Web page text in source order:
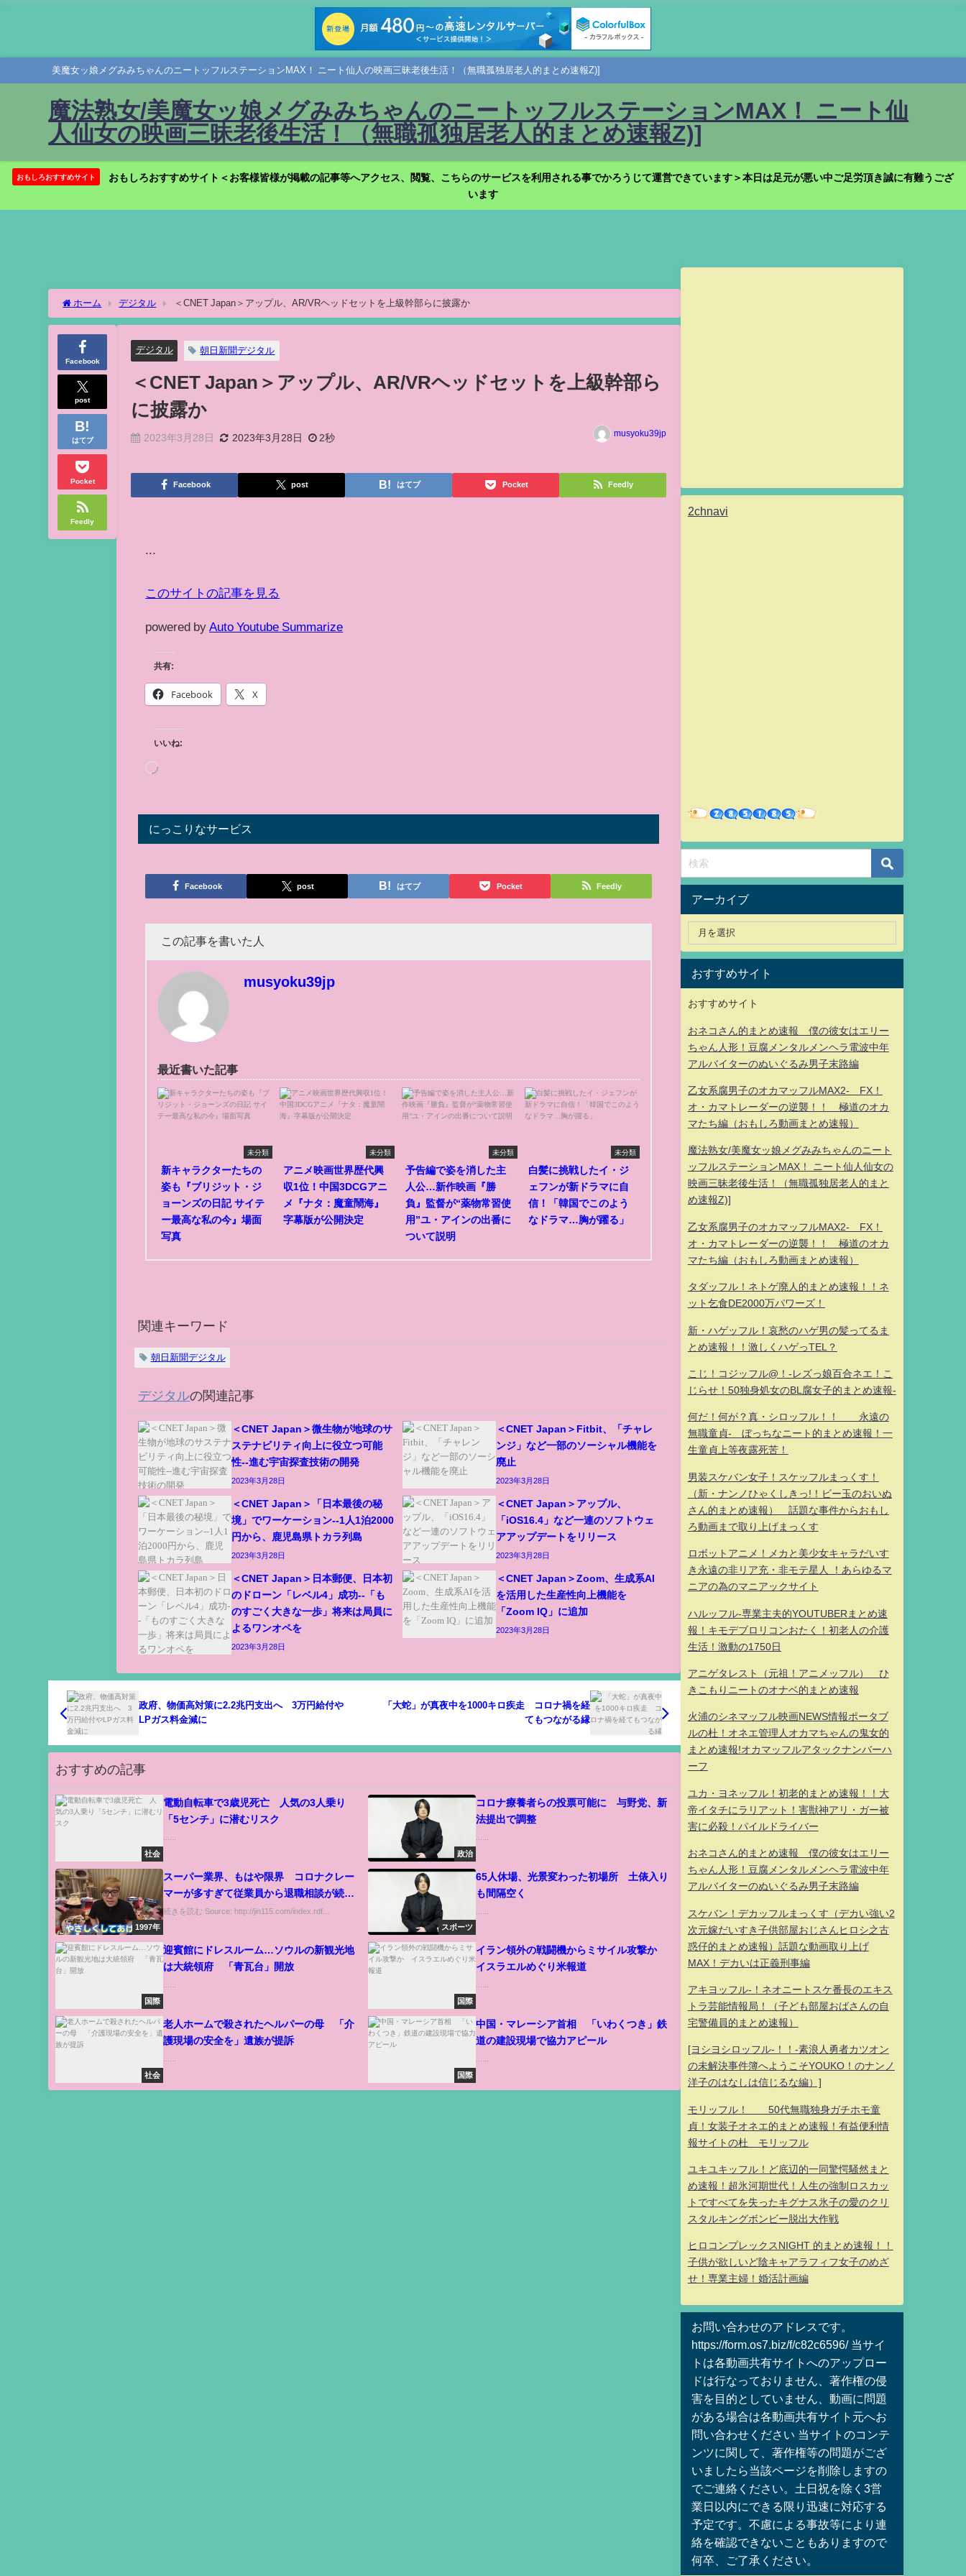
美魔女ッ娘メグみみちゃんのニートッフルステーションMAX！ ニート仙人の映画三昧老後生活！（無職孤独居老人的まとめ速報Z)]
魔法熟女/美魔女ッ娘メグみみちゃんのニートッフルステーションMAX！ ニート仙
人仙女の映画三昧老後生活！（無職孤独居老人的まとめ速報Z)]
おもしろおすすめサイト
おもしろおすすめサイト＜お客様皆様が掲載の記事等へアクセス、閲覧、こちらのサービスを利用される事でかろうじて運営できています＞本日は足元が悪い中ご足労頂き誠に有難うござ
います
ホーム デジタル ＜CNET Japan＞アップル、AR/VRヘッドセットを上級幹部らに披露か
Facebook
post
はてブ
Pocket
Feedly
デジタル 朝日新聞デジタル
＜CNET Japan＞アップル、AR/VRヘッドセットを上級幹部ら
に披露か
2023年3月28日 2023年3月28日 2秒 musyoku39jp
Facebook post はてブ Pocket Feedly
このサイトの記事を見る
powered by Auto Youtube Summarize
共有:
Facebook X
いいね:
にっこりなサービス
Facebook post はてブ Pocket Feedly
この記事を書いた人
musyoku39jp
最近書いた記事
未分類
新キャラクターたちの
姿も『ブリジット・ジ
ョーンズの日記 サイテ
ー最高な私の今』場面
写真
未分類
アニメ映画世界歴代興
収1位！中国3DCGアニ
メ『ナタ：魔童鬧海』
字幕版が公開決定
未分類
予告編で姿を消した主
人公…新作映画『勝
負』監督が“薬物常習使
用”ユ・アインの出番に
ついて説明
未分類
白髪に挑戦したイ・ジ
ェフンが新ドラマに自
信！「韓国でこのよう
なドラマ…胸が躍る」
関連キーワード
朝日新聞デジタル
デジタルの関連記事
＜CNET Japan＞微生物が地球のサ
ステナビリティ向上に役立つ可能
性--進む宇宙探査技術の開発
2023年3月28日
＜CNET Japan＞Fitbit、「チャレ
ンジ」など一部のソーシャル機能を
廃止
2023年3月28日
＜CNET Japan＞「日本最後の秘
境」でワーケーション--1人1泊2000
円から、鹿児島県トカラ列島
2023年3月28日
＜CNET Japan＞アップル、
「iOS16.4」など一連のソフトウェ
アアップデートをリリース
2023年3月28日
＜CNET Japan＞日本郵便、日本初
のドローン「レベル4」成功--「も
のすごく大きな一歩」将来は局員に
よるワンオペを
2023年3月28日
＜CNET Japan＞Zoom、生成系AI
を活用した生産性向上機能を
「Zoom IQ」に追加
2023年3月28日
政府、物価高対策に2.2兆円支出へ 3万円給付や
LPガス料金減に
「大蛇」が真夜中を1000キロ疾走 コロナ禍を経
てもつながる縁
おすすめの記事
社会
電動自転車で3歳児死亡 人気の3人乗り
「5センチ」に潜むリスク
政治
コロナ療養者らの投票可能に 与野党、新
法提出で調整
1997年
スーパー業界、もはや限界 コロナクレー
マーが多すぎて従業員から退職相談が続
出 主要団体が協力を呼びかける声明を発
続きを読む Source: http://jin115.com/index.rdf...
スポーツ
65人休場、光景変わった初場所 土俵入り
も間隔空く
国際
迎賓館にドレスルーム…ソウルの新観光地
は大統領府 「青瓦台」開放
国際
イラン領外の戦闘機からミサイル攻撃か
イスラエルめぐり米報道
社会
老人ホームで殺されたヘルパーの母 「介
護現場の安全を」遺族が提訴
国際
中国・マレーシア首相 「いわくつき」鉄
道の建設現場で協力アピール
2chnavi
アーカイブ
おすすめサイト
おすすめサイト
おネコさん的まとめ速報 僕の彼女はエリー
ちゃん人形！豆腐メンタルメンヘラ電波中年
アルバイターのぬいぐるみ男子末路編
乙女系腐男子のオカマッフルMAX2- FX！
オ・カマトレーダーの逆襲！！ 極道のオカ
マたち編（おもしろ動画まとめ速報）
魔法熟女/美魔女ッ娘メグみみちゃんのニート
ッフルステーションMAX！ ニート仙人仙女の
映画三昧老後生活！（無職孤独居老人的まと
め速報Z)]
乙女系腐男子のオカマッフルMAX2- FX！
オ・カマトレーダーの逆襲！！ 極道のオカ
マたち編（おもしろ動画まとめ速報）
タダッフル！ネトゲ廃人的まとめ速報！！ネ
ット乞食DE2000万パワーズ！
新・ハゲッフル！哀愁のハゲ男の髪ってるま
とめ速報！！激しくハゲっTEL？
こじ！コジッフル@！-レズっ娘百合ネエ！こ
じらせ！50独身処女のBL腐女子的まとめ速報-
何だ！何が？真・シロッフル！！ 永遠の
無職童貞- ぼっちなニート的まとめ速報！一
生童貞上等夜露死苦！
男装スケバン女子！スケッフルまっくす！
（新・ナンノひゃくしきっ!！ビー玉のおいぬ
さん的まとめ速報） 話題な事件からおもし
ろ動画まで取り上げまっくす
ロボットアニメ！メカと美少女キャラだいす
き永遠の非リア充・非モテ星人 ！あらゆるマ
ニアの為のマニアックサイト
ハルッフル-専業主夫的YOUTUBERまとめ速
報！キモデブロリコンおたく！初老人の介護
生活！激動の1750日
アニゲタレスト（元祖！アニメッフル） ひ
きこもりニートのオナベ的まとめ速報
火浦のシネマッフル映画NEWS情報ポータブ
ルの杜！オネエ管理人オカマちゃんの鬼女的
まとめ速報!オカマッフルアタックナンバーハ
ーフ
ユカ・ヨネッフル！初老的まとめ速報！！大
帝イタチにラリアット！害獣神アリ・ガー被
害に必殺！パイルドライバー
おネコさん的まとめ速報 僕の彼女はエリー
ちゃん人形！豆腐メンタルメンヘラ電波中年
アルバイターのぬいぐるみ男子末路編
スケバン！デカッフルまっくす（デカい強い2
次元嫁だいすき子供部屋おじさんヒロシ之古
惑仔的まとめ速報）話題な動画取り上げ
MAX！デカいは正義刑事編
アキヨッフル-！ネオニートスケ番長のエキス
トラ芸能情報局！（子ども部屋おばさんの自
宅警備員的まとめ速報）
[ヨシヨシロッフル-！！-素浪人勇者カツオン
の未解決事件簿へようこそYOUKO！のナンノ
洋子のはなしは信じるな編）]
モリッフル！ 50代無職独身ガチホモ童
貞！女装子オネエ的まとめ速報！有益便利情
報サイトの杜 モリッフル
ユキユキッフル！ど底辺的一同驚愕騒然まと
め速報！超氷河期世代！人生の強制ロスカッ
トですべてを失ったキグナス氷子の愛のクリ
スタルキングボンビー脱出大作戦
ヒロコンプレックスNIGHT 的まとめ速報！！
子供が欲しいど陰キャアラフィフ女子のめざ
せ！専業主婦！婚活計画編
お問い合わせのアドレスです。
https://form.os7.biz/f/c82c6596/ 当サイ
トは各動画共有サイトへのアップロー
ドは行なっておりません、著作権の侵
害を目的としていません、動画に問題
がある場合は各動画共有サイト元へお
問い合わせください 当サイトのコンテ
ンツに関して、著作権等の問題がござ
いましたら当該ページを削除しますの
でご連絡ください。土日祝を除く3営
業日以内にできる限り迅速に対応する
予定です。不慮による事故等により連
絡を確認できないこともありますので
何卒、ご了承ください。